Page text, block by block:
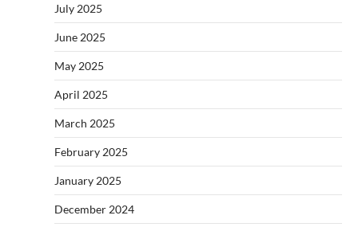
July 2025
June 2025
May 2025
April 2025
March 2025
February 2025
January 2025
December 2024